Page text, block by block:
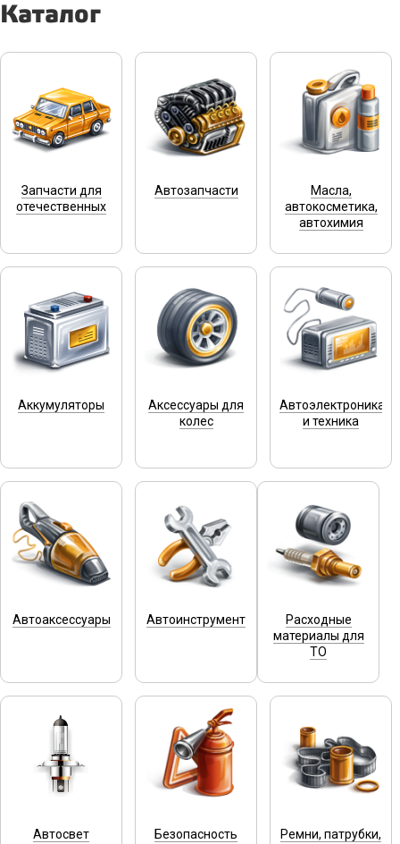
Каталог
Запчасти для
отечественных
Автозапчасти
Масла,
автокосметика,
автохимия
Аккумуляторы
Аксессуары для
колес
Автоэлектроника
и техника
Автоаксессуары Автоинструмент
Расходные
материалы для
ТО
Автосвет Безопасность
Ремни, патрубки,